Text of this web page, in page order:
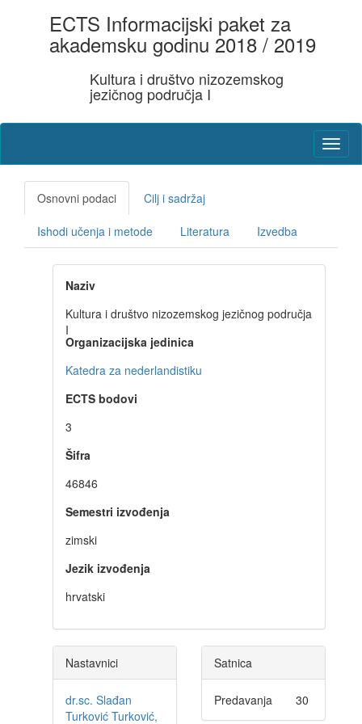
ECTS Informacijski paket za
akademsku godinu 2018 / 2019
Kultura i društvo nizozemskog
jezičnog područja I
Osnovni podaci Cilj i sadržaj
Ishodi učenja i metode Literatura Izvedba
Naziv
Kultura i društvo nizozemskog jezičnog područja
I
Organizacijska jedinica
Katedra za nederlandistiku
ECTS bodovi
3
Šifra
46846
Semestri izvođenja
zimski
Jezik izvođenja
hrvatski
Nastavnici
dr.sc. Slađan
Turković Turković,
Satnica
Predavanja 30